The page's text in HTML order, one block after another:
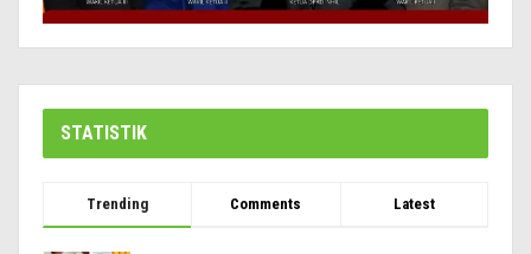
STATISTIK
Trending Comments Latest